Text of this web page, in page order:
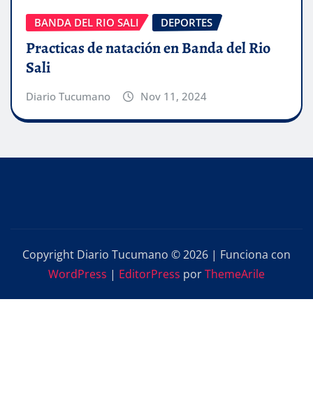
BANDA DEL RIO SALI DEPORTES
Practicas de natación en Banda del Rio
Sali
Diario Tucumano Nov 11, 2024
Copyright Diario Tucumano © 2026 | Funciona con
WordPress | EditorPress porThemeArile